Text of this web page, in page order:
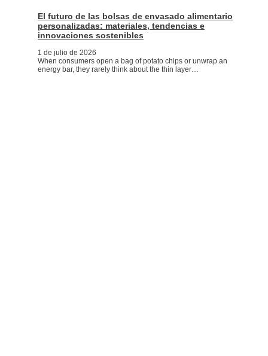
El futuro de las bolsas de envasado alimentario
personalizadas: materiales, tendencias e
innovaciones sostenibles
1 de julio de 2026
When consumers open a bag of potato chips or unwrap an
energy bar, they rarely think about the thin layer…